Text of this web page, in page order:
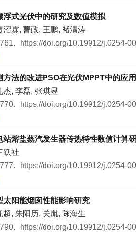
浮式光伏中的研究及数值模拟
沼霖, 曹政, 王鹏, 褚清涛
https://doi.org/10.19912/j.0254-
方法的改进PSO在光伏MPPT中的应用
杰, 李磊, 张琪昱
https://doi.org/10.19912/j.0254-
站熔盐蒸汽发生器传热特性数值计算
跃社
https://doi.org/10.19912/j.0254-
太阳能烟囱性能影响研究
超, 朱阳历, 关胤, 陈海生
https://doi.org/10.19912/j.0254-